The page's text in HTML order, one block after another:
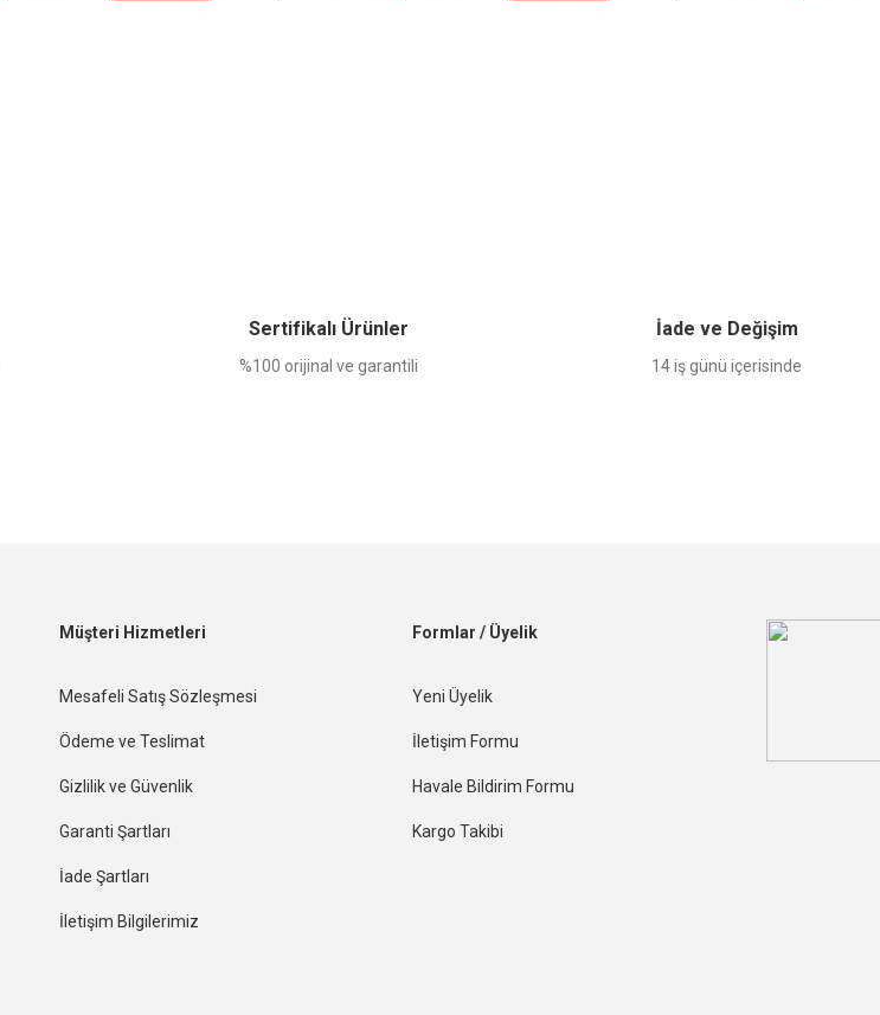
Sertifikalı Ürünler
%100 orijinal ve garantili
İade ve Değişim
14 iş günü içerisinde
Müşteri Hizmetleri
Mesafeli Satış Sözleşmesi
Ödeme ve Teslimat
Gizlilik ve Güvenlik
Garanti Şartları
İade Şartları
İletişim Bilgilerimiz
Formlar / Üyelik
Yeni Üyelik
İletişim Formu
Havale Bildirim Formu
Kargo Takibi